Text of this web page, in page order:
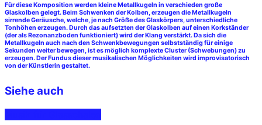
Für diese Komposition werden kleine Metallkugeln in verschieden große
Glaskolben gelegt. Beim Schwenken der Kolben, erzeugen die Metallkugeln
sirrende Geräusche, welche, je nach Größe des Glaskörpers, unterschiedliche
Tonhöhen erzeugen. Durch das aufsetzten der Glaskolben auf einen Korkständer
(der als Rezonanzboden funktioniert) wird der Klang verstärkt. Da sich die
Metallkugeln auch nach den Schwenkbewegungen selbstständig für einige
Sekunden weiter bewegen, ist es möglich komplexte Cluster (Schwebungen) zu
erzeugen. Der Fundus dieser musikalischen Möglichkeiten wird improvisatorisch
von der Künstlerin gestaltet.
Siehe auch